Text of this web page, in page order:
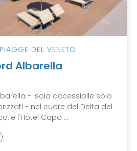
DEL VENETO
Albarella
- isola accessibile solo
- nel cuore del Delta del
e l'Hotel Capo ...